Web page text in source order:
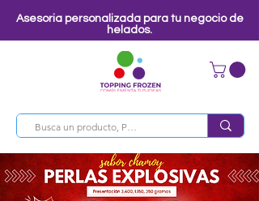
Asesoria personalizada para tu negocio de
helados.